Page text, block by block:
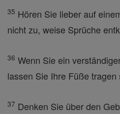
35 Hören Sie lieber auf
nicht zu, weise Sprüche
36 Wenn Sie ein
lassen Sie Ihre Füße tragen
37 Denken Sie über den